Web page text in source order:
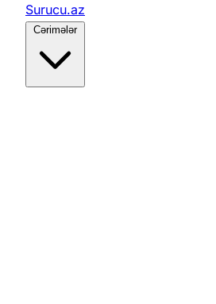
Surucu.az
Cərimələr